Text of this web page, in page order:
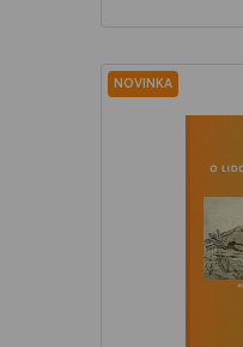
NOVINKA